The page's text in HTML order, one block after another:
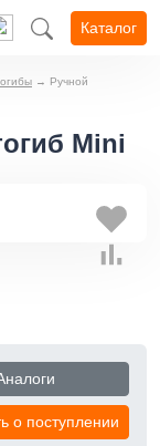
Каталог
→ Ручной
Mini
о поступлении